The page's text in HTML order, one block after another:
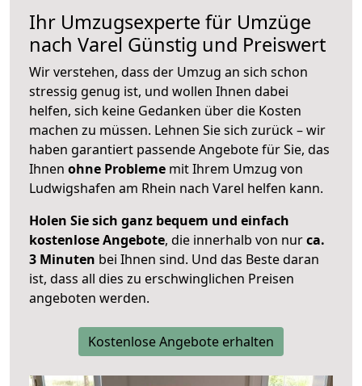
Ihr Umzugsexperte für Umzüge
nach Varel Günstig und Preiswert
Wir verstehen, dass der Umzug an sich schon
stressig genug ist, und wollen Ihnen dabei
helfen, sich keine Gedanken über die Kosten
machen zu müssen. Lehnen Sie sich zurück – wir
haben garantiert passende Angebote für Sie, das
Ihnen ohne Probleme mit Ihrem Umzug von
Ludwigshafen am Rhein nach Varel helfen kann.
Holen Sie sich ganz bequem und einfach
kostenlose Angebote, die innerhalb von nurca.
3 Minuten bei Ihnen sind. Und das Beste daran
ist, dass all dies zu erschwinglichen Preisen
angeboten werden.
Kostenlose Angebote erhalten